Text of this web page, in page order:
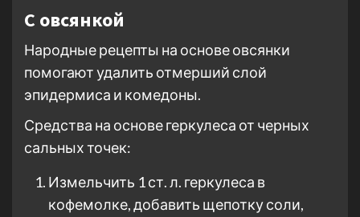
С овсянкой
Народные рецепты на основе овсянки
помогают удалить отмерший слой
эпидермиса и комедоны.
Средства на основе геркулеса от черных
сальных точек:
Измельчить 1 ст. л. геркулеса в
кофемолке, добавить щепотку соли,